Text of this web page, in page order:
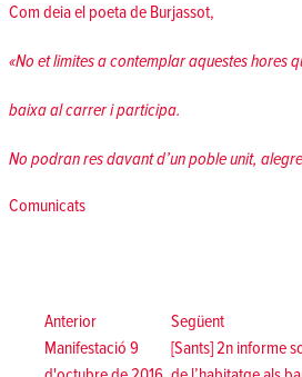
Com deia el poeta de Burjassot,
«No et limites a contemplar aquestes hores
baixa al carrer i participa.
No podran res davant d’un poble unit,
Posted in
Comunicats
d'entradesAnteriorAnterior:
Manifestació 9
SegüentSegüent:
[Sants] 2n informe